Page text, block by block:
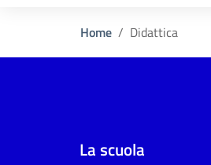
Home Didattica
La scuola